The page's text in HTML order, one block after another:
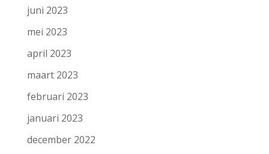
juni 2023
mei 2023
april 2023
maart 2023
februari 2023
januari 2023
december 2022